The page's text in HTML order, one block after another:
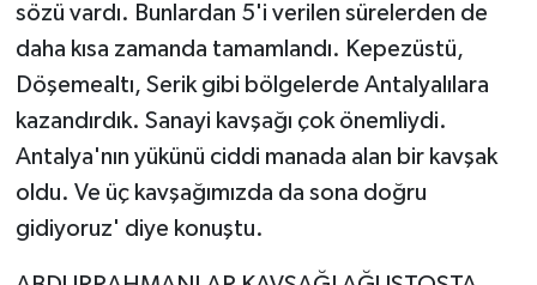
sözü vardı. Bunlardan 5'i verilen sürelerden de
daha kısa zamanda tamamlandı. Kepezüstü,
Döşemealtı, Serik gibi bölgelerde Antalyalılara
kazandırdık. Sanayi kavşağı çok önemliydi.
Antalya'nın yükünü ciddi manada alan bir kavşak
oldu. Ve üç kavşağımızda da sona doğru
gidiyoruz' diye konuştu.